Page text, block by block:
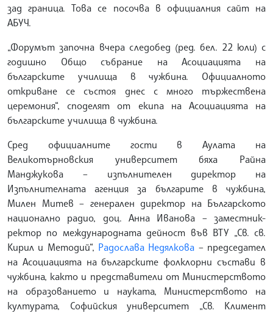
зад граница. Това се посочва в официалния сайт на
АБУЧ.
„Форумът започна вчера следобед (ред. бел. 22 юли) с
годишно Общо събрание на Асоциацията на
българските училища в чужбина. Официалното
откриване се състоя днес с много тържествена
церемония“, споделят от екипа на Асоциацията на
българските училища в чужбина.
Сред официалните гости в Аулата на
Великотърновския университет бяха Райна
Манджукова – изпълнителен директор на
Изпълнителната агенция за българите в чужбина,
Милен Митев – генерален директор на Българското
национално радио, доц. Анна Иванова – заместник-
ректор по международната дейност във ВТУ „Св. св.
Кирил и Методий“, Радослава Недялкова – председател
на Асоциацията на българските фолклорни състави в
чужбина, както и представители от Министерството
на образованието и науката, Министерството на
културата, Софийския университет „Св. Климент